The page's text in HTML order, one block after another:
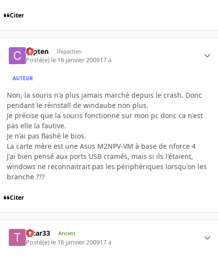
Citer
capten INpactien
Posté(e) le 16 janvier 200917 a
AUTEUR
Non, la souris n'a plus jamais marché depuis le crash. Donc
pendant le réinstall de windaube non plus.
Je précise que la souris fonctionne sur mon pc donc ca n'est
pas elle la fautive.
Je n'ai pas flashé le bios.
La carte mère est une Asus M2NPV-VM à base de nforce 4
J'ai bien pensé aux ports USB cramés, mais si ils l'étaient,
windows ne reconnaitrait pas les périphériques lorsqu'on les
branche ???
Citer
tatar33 Ancien
Posté(e) le 16 janvier 200917 a